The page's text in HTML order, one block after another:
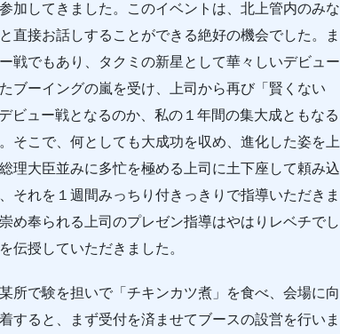
加してきました。このイベントは、北上管内のみな
直接お話しすることができる絶好の機会でした。ま
戦でもあり、タクミの新星として華々しいデビュー
ブーイングの嵐を受け、上司から再び「賢くない
ビュー戦となるのか、私の１年間の集大成ともなる
そこで、何としても大成功を収め、進化した姿を上
理大臣並みに多忙を極める上司に土下座して頼み込
それを１週間みっちり付きっきりで指導いただきま
め奉られる上司のプレゼン指導はやはりレベチでし
伝授していただきました。
所で験を担いで「チキンカツ煮」を食べ、会場に向
すると、まず受付を済ませてブースの設営を行いま